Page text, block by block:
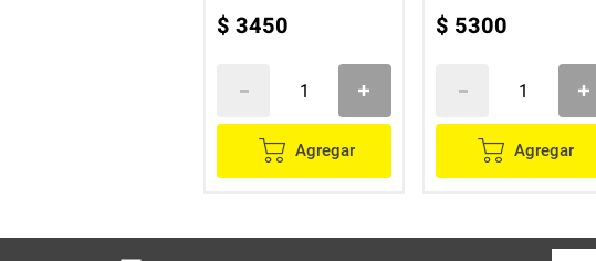
$ 3450
Agregar
$ 5300
Agregar